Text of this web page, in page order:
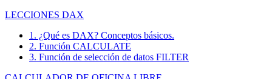
LECCIONES DAX
1. ¿Qué es DAX? Conceptos básicos.
2. Función CALCULATE
3. Función de selección de datos FILTER